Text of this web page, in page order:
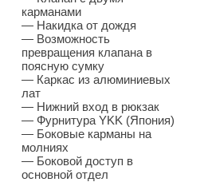
карманами
— Накидка от дождя
— Возможность
превращения клапана в
поясную сумку
— Каркас из алюминиевых
лат
— Нижний вход в рюкзак
— Фурнитура YKK (Япония)
— Боковые карманы на
молниях
— Боковой доступ в
основной отдел